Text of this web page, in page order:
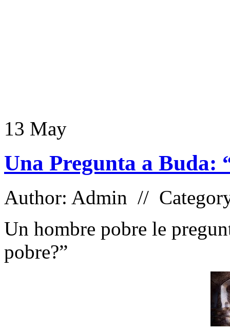
13 May
Una Pregunta a Buda:
Author: Admin //
Un hombre pobre le
pobre?”